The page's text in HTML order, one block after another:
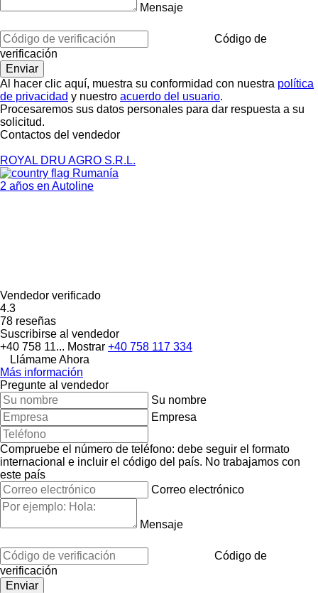
Mensaje
Código de
verificación
Al hacer clic aquí, muestra su conformidad con nuestra política
de privacidad y nuestro acuerdo del usuario.
Procesaremos sus datos personales para dar respuesta a su
solicitud.
Contactos del vendedor
ROYAL DRU AGRO S.R.L.
Rumanía
2 años en Autoline
Vendedor verificado
4.3
78 reseñas
Suscribirse al vendedor
+40 758 11... Mostrar +40 758 117 334
Llámame Ahora
Más información
Pregunte al vendedor
Su nombre
Empresa
Compruebe el número de teléfono: debe seguir el formato
internacional e incluir el código del país. No trabajamos con
este país
Correo electrónico
Mensaje
Código de
verificación